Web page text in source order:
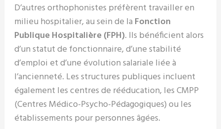
D’autres orthophonistes préfèrent travailler en
milieu hospitalier, au sein de la Fonction
Publique Hospitalière (FPH). Ils bénéficient alors
d’un statut de fonctionnaire, d’une stabilité
d’emploi et d’une évolution salariale liée à
l’ancienneté. Les structures publiques incluent
également les centres de rééducation, les CMPP
(Centres Médico-Psycho-Pédagogiques) ou les
établissements pour personnes âgées.